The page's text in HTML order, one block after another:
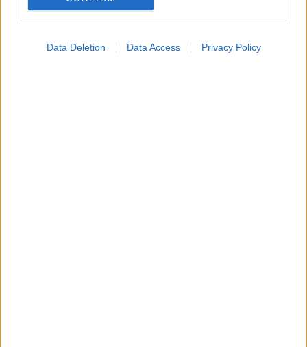
Data Deletion Data Access Privacy Policy